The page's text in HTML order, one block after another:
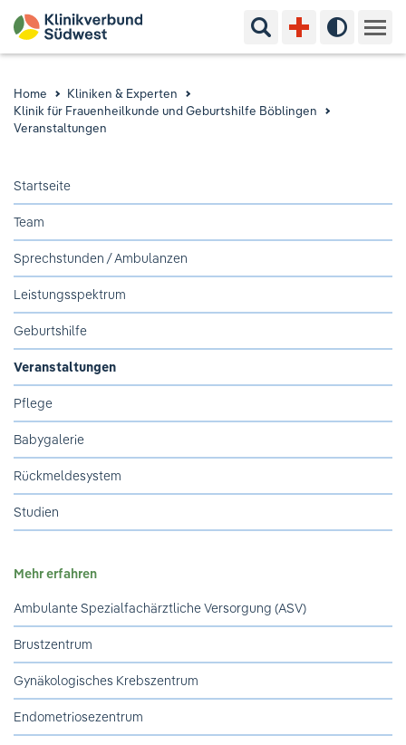
Suchbegriff eingeben
Hoher
Ihr Aufenthalt
Ausbildung & Studium
Jobs & Karriere
Standorte & Kontakt Aktuelles
Veranstaltungen
Ihre Meinung ist uns wichtig!
Home
Kliniken & Experten
Klinik für Frauenheilkunde und Geburtshilfe Böblingen
Veranstaltungen
Startseite
Team
Sprechstunden / Ambulanzen
Leistungsspektrum
Geburtshilfe
Veranstaltungen
Pflege
Babygalerie
Rückmeldesystem
Studien
Mehr erfahren
Ambulante Spezialfachärztliche Versorgung (ASV)
Brustzentrum
Gynäkologisches Krebszentrum
Endometriosezentrum